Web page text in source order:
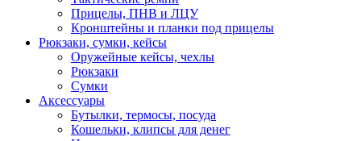
Прицелы, ПНВ и ЛЦУ
Кронштейны и планки под прицелы
Рюкзаки, сумки, кейсы
Оружейные кейсы, чехлы
Рюкзаки
Сумки
Аксессуары
Бутылки, термосы, посуда
Кошельки, клипсы для денег